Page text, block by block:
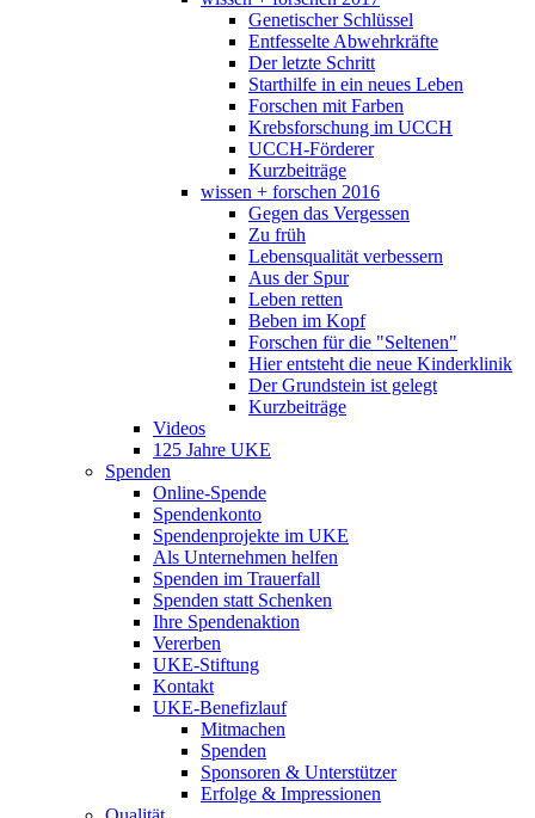
Genetischer Schlüssel
Entfesselte Abwehrkräfte
Der letzte Schritt
Starthilfe in ein neues Leben
Forschen mit Farben
Krebsforschung im UCCH
UCCH-Förderer
Kurzbeiträge
wissen + forschen 2016
Gegen das Vergessen
Zu früh
Lebensqualität verbessern
Aus der Spur
Leben retten
Beben im Kopf
Forschen für die "Seltenen"
Hier entsteht die neue Kinderklinik
Der Grundstein ist gelegt
Kurzbeiträge
Videos
125 Jahre UKE
Spenden
Online-Spende
Spendenkonto
Spendenprojekte im UKE
Als Unternehmen helfen
Spenden im Trauerfall
Spenden statt Schenken
Ihre Spendenaktion
Vererben
UKE-Stiftung
Kontakt
UKE-Benefizlauf
Mitmachen
Spenden
Sponsoren & Unterstützer
Erfolge & Impressionen